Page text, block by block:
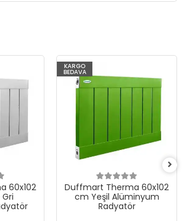
60x102
KARGO
BEDAVA
Duffmart Therma 60x102
cm Yeşil Alüminyum
Radyatör